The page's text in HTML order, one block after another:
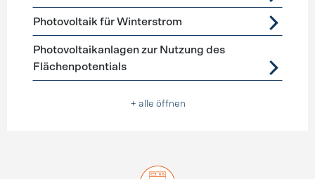
Photovoltaik für Winterstrom
Photovoltaikanlagen zur Nutzung des
Flächenpotentials
+ alle öffnen